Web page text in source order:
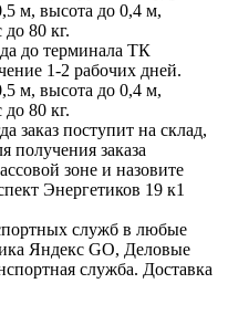
м, высота до 0,4 м,
80 кг.
до терминала ТК
1-2 рабочих дней.
м, высота до 0,4 м,
80 кг.
заказ поступит на склад,
получения заказа
зоне и назовите
Энергетиков 19 к1
служб в любые
Яндекс GO, Деловые
служба. Доставка